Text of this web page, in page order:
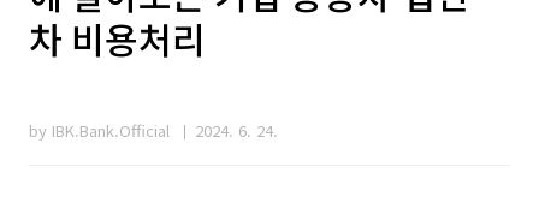
차 비용처리
by IBK.Bank.Official 2024. 6. 24.